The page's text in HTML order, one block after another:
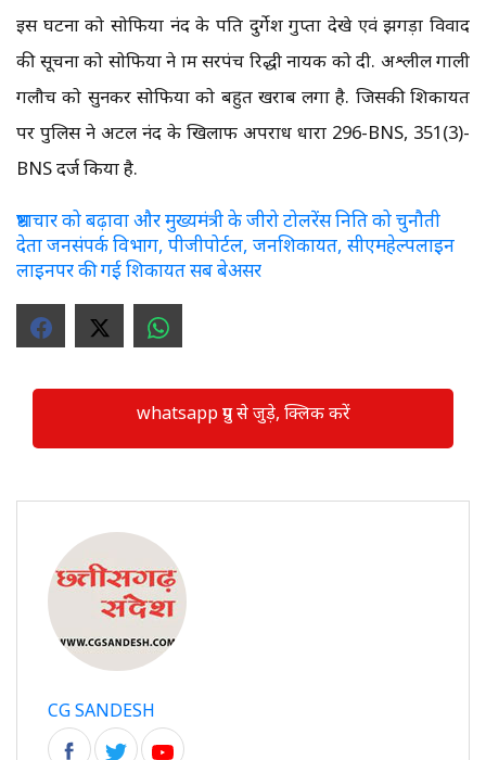
इस घटना को सोफिया नंद के पति दुर्गेश गुप्ता देखे एवं झगड़ा विवाद
की सूचना को सोफिया ने ग्राम सरपंच रिद्धी नायक को दी. अश्लील गाली
गलौच को सुनकर सोफिया को बहुत खराब लगा है. जिसकी शिकायत
पर पुलिस ने अटल नंद के खिलाफ अपराध धारा 296-BNS, 351(3)-
BNS दर्ज किया है.
भ्रष्टाचार को बढ़ावा और मुख्यमंत्री के जीरो टोलरेंस निति को चुनौती
देता जनसंपर्क विभाग, पीजीपोर्टल, जनशिकायत, सीएमहेल्पलाइन
लाइनपर की गई शिकायत सब बेअसर
whatsapp ग्रुप से जुड़े, क्लिक करें
CG SANDESH